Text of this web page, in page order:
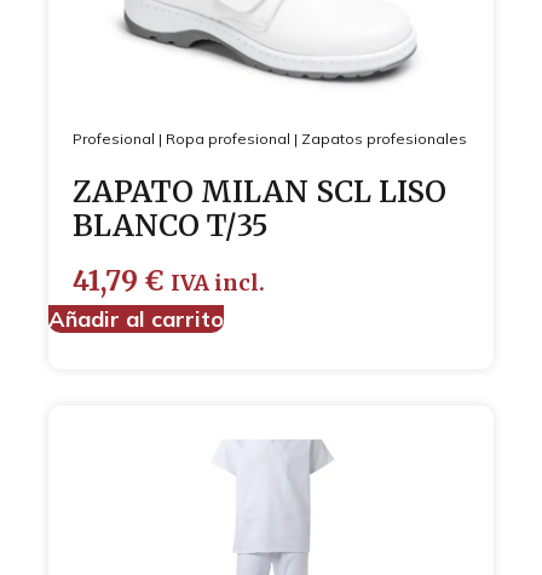
Profesional | Ropa profesional | Zapatos profesionales
ZAPATO MILAN SCL LISO
BLANCO T/35
41,79 € IVA incl.
Añadir al carrito